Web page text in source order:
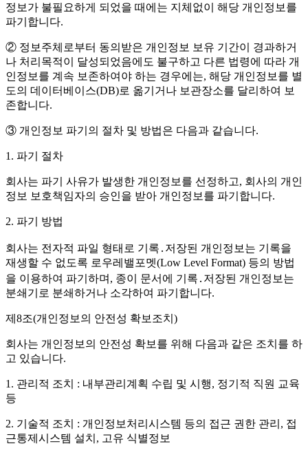
정보가 불필요하게 되었을 때에는 지체없이 해당 개인정보를
파기합니다.
② 정보주체로부터 동의받은 개인정보 보유 기간이 경과하거
나 처리목적이 달성되었음에도 불구하고 다른 법령에 따라 개
인정보를 계속 보존하여야 하는 경우에는, 해당 개인정보를 별
도의 데이터베이스(DB)로 옮기거나 보관장소를 달리하여 보
존합니다.
③ 개인정보 파기의 절차 및 방법은 다음과 같습니다.
1. 파기 절차
회사는 파기 사유가 발생한 개인정보를 선정하고, 회사의 개인
정보 보호책임자의 승인을 받아 개인정보를 파기합니다.
2. 파기 방법
회사는 전자적 파일 형태로 기록․저장된 개인정보는 기록을
재생할 수 없도록 로우레밸포멧(Low Level Format) 등의 방법
을 이용하여 파기하며, 종이 문서에 기록․저장된 개인정보는
분쇄기로 분쇄하거나 소각하여 파기합니다.
제8조(개인정보의 안전성 확보조치)
회사는 개인정보의 안전성 확보를 위해 다음과 같은 조치를 하
고 있습니다.
1. 관리적 조치 : 내부관리계획 수립 및 시행, 정기적 직원 교육
등
2. 기술적 조치 : 개인정보처리시스템 등의 접근 권한 관리, 접
근통제시스템 설치, 고유 식별정보